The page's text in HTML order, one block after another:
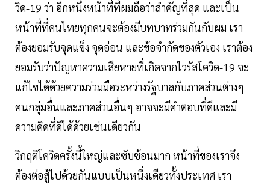
วิด-19 ว่า อีกหนึ่งหน้าที่ที่ผมถือว่าสำคัญที่สุด และเป็น
หน้าที่ที่คนไทยทุกคนจะต้องมีบทบาทร่วมกันกับผม เรา
ต้องยอมรับจุดแข็ง จุดอ่อน และข้อจำกัดของตัวเอง เราต้อง
ยอมรับว่าปัญหาความเสียหายที่เกิดจากไวรัสโควิด-19 จะ
แก้ไขได้ด้วยความร่วมมือระหว่างรัฐบาลกับภาคส่วนต่างๆ
คนกลุ่มอื่นและภาคส่วนอื่นๆ อาจจะมีคำตอบที่ดีและมี
ความคิดที่ดีได้ด้วยเช่นเดียวกัน
วิกฤติโควิดครั้งนี้ใหญ่และซับซ้อนมาก หน้าที่ของเราจึง
ต้องต่อสู้ไปด้วยกันแบบเป็นหนึ่งเดียวทั้งประเทศ เรา